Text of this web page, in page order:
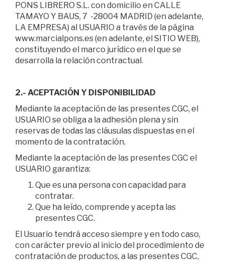
PONS LIBRERO S.L. con domicilio en CALLE
TAMAYO Y BAUS, 7 -28004 MADRID (en adelante,
LA EMPRESA) al USUARIO a través de la página
www.marcialpons.es (en adelante, el SITIO WEB),
constituyendo el marco jurídico en el que se
desarrolla la relación contractual.
2.- ACEPTACIÓN Y DISPONIBILIDAD
Mediante la aceptación de las presentes CGC, el
USUARIO se obliga a la adhesión plena y sin
reservas de todas las cláusulas dispuestas en el
momento de la contratación.
Mediante la aceptación de las presentes CGC el
USUARIO garantiza:
Que es una persona con capacidad para
contratar.
Que ha leído, comprende y acepta las
presentes CGC.
El Usuario tendrá acceso siempre y en todo caso,
con carácter previo al inicio del procedimiento de
contratación de productos, a las presentes CGC,